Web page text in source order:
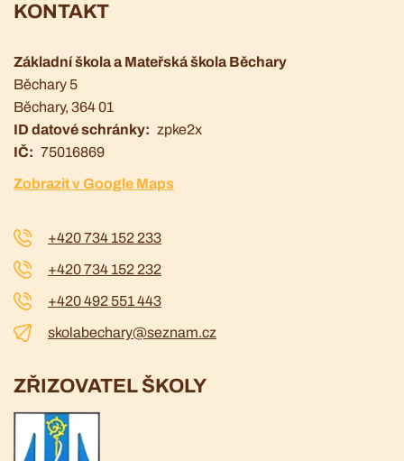
KONTAKT
Základní škola a Mateřská škola Běchary
Běchary 5
Běchary, 364 01
ID datové schránky
zpke2x
IČ
75016869
Zobrazit v Google Maps
+420 734 152 233
+420 734 152 232
+420 492 551 443
skolabechary@seznam.cz
ZŘIZOVATEL ŠKOLY